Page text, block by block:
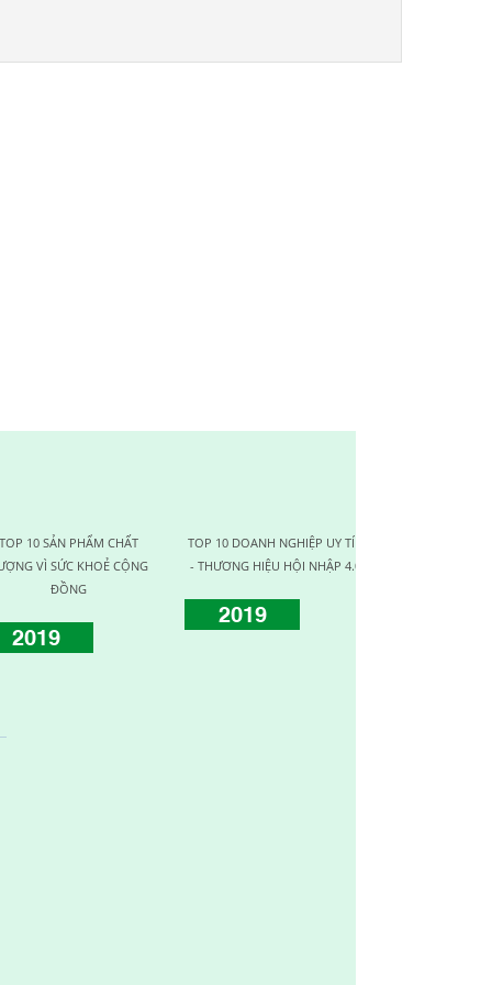
TOP 10 SẢN PHẨM CHẤT
VÌ SỨC KHOẺ CỘNG
ĐỒNG
2019
TOP 10 DOANH NGHIỆP UY TÍN
- THƯƠNG HIỆU HỘI NHẬP 4.0
2019